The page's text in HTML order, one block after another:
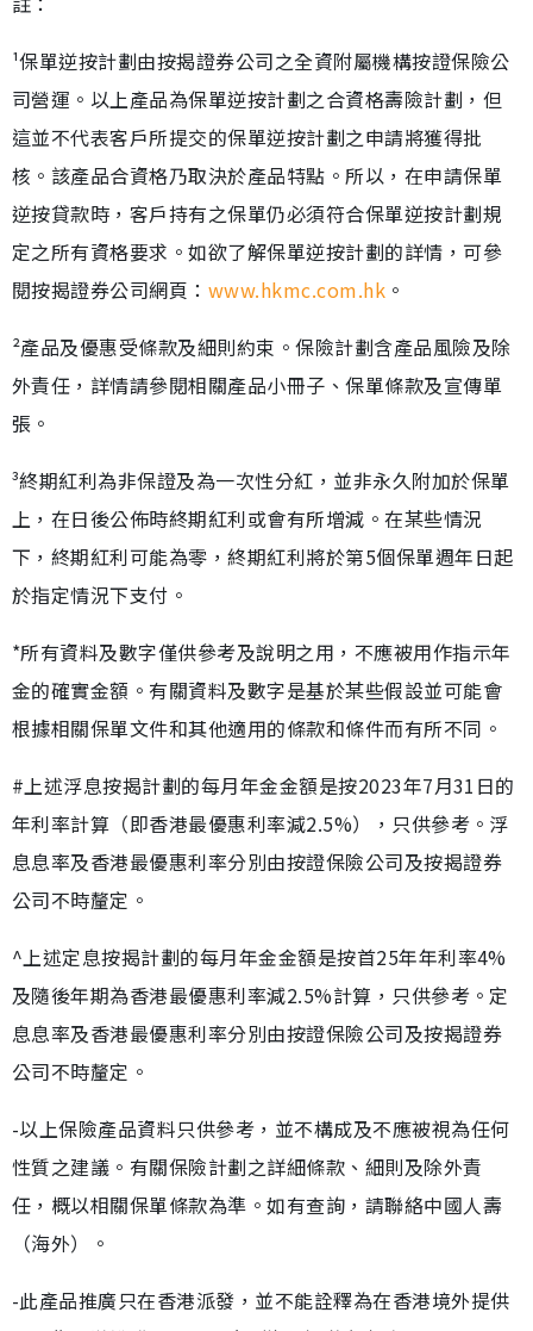
¹保單逆按計劃由按揭證券公司之全資附屬機構按證保險公
司營運。以上產品為保單逆按計劃之合資格壽險計劃，但
這並不代表客戶所提交的保單逆按計劃之申請將獲得批
核。該產品合資格乃取決於產品特點。所以，在申請保單
逆按貸款時，客戶持有之保單仍必須符合保單逆按計劃規
定之所有資格要求。如欲了解保單逆按計劃的詳情，可參
閱按揭證券公司網頁： www.hkmc.com.hk 。
²產品及優惠受條款及細則約束。保險計劃含產品風險及除
外責任，詳情請參閱相關產品小冊子、保單條款及宣傳單
張。
³終期紅利為非保證及為一次性分紅，並非永久附加於保單
上，在日後公佈時終期紅利或會有所增減。在某些情況
下，終期紅利可能為零，終期紅利將於第5個保單週年日起
於指定情況下支付。
*所有資料及數字僅供參考及說明之用，不應被用作指示年
金的確實金額。有關資料及數字是基於某些假設並可能會
根據相關保單文件和其他適用的條款和條件而有所不同。
#上述浮息按揭計劃的每月年金金額是按2023年7月31日的
年利率計算（即香港最優惠利率減2.5%），只供參考。浮
息息率及香港最優惠利率分別由按證保險公司及按揭證券
公司不時釐定。
^上述定息按揭計劃的每月年金金額是按首25年年利率4%
及隨後年期為香港最優惠利率減2.5%計算，只供參考。定
息息率及香港最優惠利率分別由按證保險公司及按揭證券
公司不時釐定。
-以上保險產品資料只供參考，並不構成及不應被視為任何
性質之建議。有關保險計劃之詳細條款、細則及除外責
任，概以相關保單條款為準。如有查詢，請聯絡中國人壽
（海外）。
-此產品推廣只在香港派發，並不能詮釋為在香港境外提供